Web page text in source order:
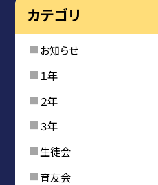
カテゴリ
お知らせ
１年
２年
３年
生徒会
育友会